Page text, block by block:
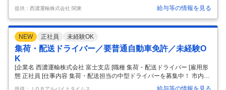
験者優遇、フリーター歓迎、正社員経験不問、資格・スキル身につく、
将来は独立、学歴(中卒・高卒)不問、ブランク有OK、ミドル(40代～)活
躍中、女性活躍中、新卒・第二新卒歓迎、エルダー(50代〜)活躍中 【仕
事内容】 運送会社でのドライバー 2トンから4トンのトラックに乗って
いただき 支店の近隣エリアの配達や集荷をお願いします。 取り扱う荷物
は衣料品、食料品、工業用品など様々です。 基本的に手積み手おろしの
作業になります。 パレット商品など、大きな荷物はフォ
提供：西濃運輸株式会社 関東 給与等の情報を見る
NEW 正社員 未経験OK
集荷・配送ドライバー／要普通自動車免許／未経験O
K
[企業名 西濃運輸株式会社 富士支店 [職種 集荷・配送ドライバー [雇用形
態 正社員 [仕事内容 集荷・配送担当の中型ドライバーを募集中！ 市内と
その隣接する市の地場配送がほとんど、 ほぼ同エリアでの勤務です。
提供：ＪＯＢアルバイトタイムス 給与等の情報を見る